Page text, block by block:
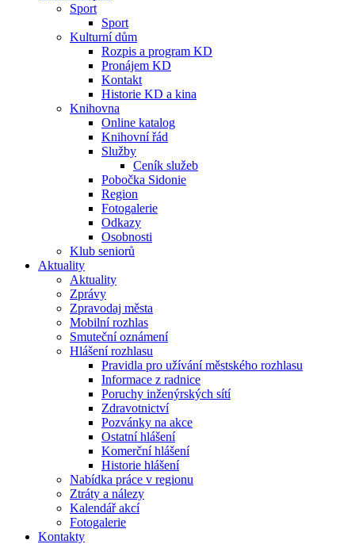
Sport
Sport
Kulturní dům
Rozpis a program KD
Pronájem KD
Kontakt
Historie KD a kina
Knihovna
Online katalog
Knihovní řád
Služby
Ceník služeb
Pobočka Sidonie
Region
Fotogalerie
Odkazy
Osobnosti
Klub seniorů
Aktuality
Aktuality
Zprávy
Zpravodaj města
Mobilní rozhlas
Smuteční oznámení
Hlášení rozhlasu
Pravidla pro užívání městského rozhlasu
Informace z radnice
Poruchy inženýrských sítí
Zdravotnictví
Pozvánky na akce
Ostatní hlášení
Komerční hlášení
Historie hlášení
Nabídka práce v regionu
Ztráty a nálezy
Kalendář akcí
Fotogalerie
Kontakty